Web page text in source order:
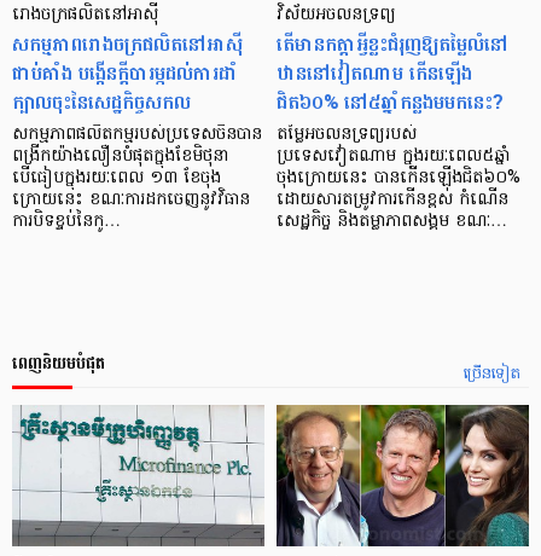
រោងចក្រផលិតនៅអាស៊ី
សកម្មភាពរោងចក្រផលិតនៅអាស៊ី
ជាប់គាំង បង្កើនក្ដីបារម្ភដល់ការដាំ
ក្បាលចុះនៃសេដ្ឋកិច្ចសកល
សកម្មភាពផលិតកម្មរបស់ប្រទេសចិនបាន
ពង្រីកយ៉ាងលឿនបំផុតក្នុងខែមិថុនា
បើធៀបក្នុងរយៈពេល ១៣ ខែចុង
ក្រោយនេះ ខណៈការដកចេញនូវវិធាន
ការបិទខ្ទប់នៃកូ…
វិស័យអចលនទ្រព្យ
តើមានកត្តាអ្វីខ្លះជំរុញឱ្យតម្លៃលំនៅ
ឋាននៅវៀតណាម កើនឡើង
ជិត៦០% នៅ៥ឆ្នាំកន្លងមមកនេះ?
តម្លៃអចលនទ្រព្យរបស់
ប្រទេសវៀតណាម ក្នុងរយៈពេល៥ឆ្នាំ
ចុងក្រោយនេះ បានកើនឡើងជិត៦០%
ដោយសារតម្រូវការកើនខ្ពស់ កំណើន
សេដ្ឋកិច្ច និងតម្លាភាពសង្គម ខណៈ…
ច្រើនទៀត
ពេញនិយមបំផុត